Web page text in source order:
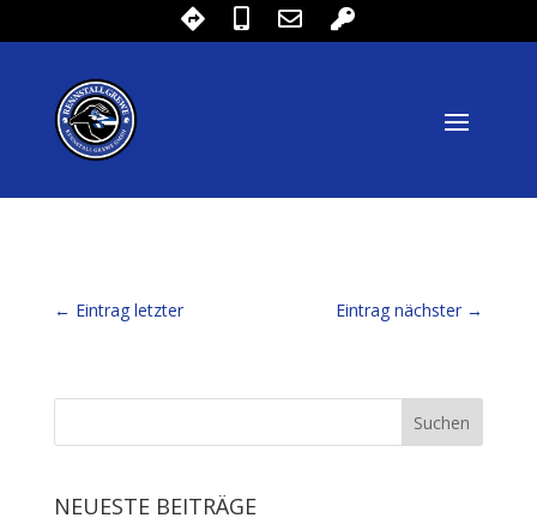
← Eintrag letzter Eintrag nächster →
NEUESTE BEITRÄGE